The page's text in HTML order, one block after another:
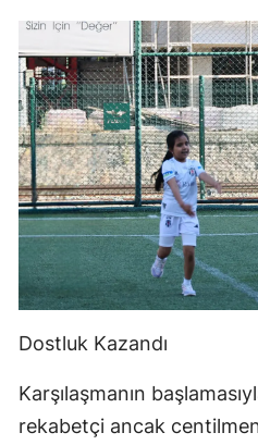
Dostluk Kazandı
Karşılaşmanın
rekabetçi ancak